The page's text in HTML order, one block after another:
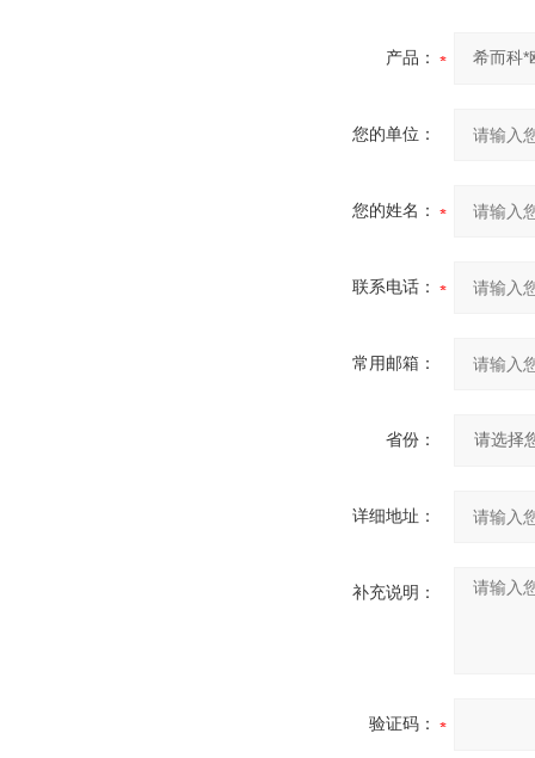
产品：
您的单位：
您的姓名：
联系电话：
常用邮箱：
省份：
详细地址：
补充说明：
验证码：